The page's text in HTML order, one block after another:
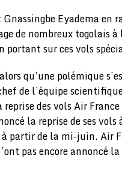
Eyadema en
de nombreux togolais
portant sur ces vols
qu’une polémique
de l’équipe
des vols Air
la reprise de ses
à partir de la mi-juin. Air
pas encore annoncé